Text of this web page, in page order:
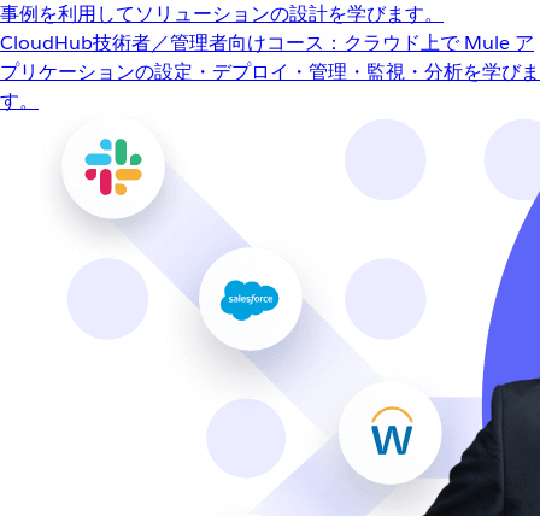
事例を利用してソリューションの設計を学びます。
CloudHub技術者／管理者向けコース：クラウド上で Mule ア
プリケーションの設定・デプロイ・管理・監視・分析を学びま
す。